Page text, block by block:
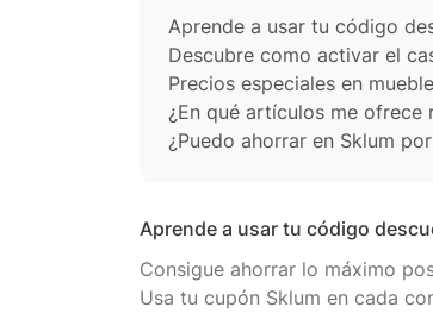
Aprende a usar tu código
Descubre como activar el
Precios especiales en
¿En qué artículos me ofrece
¿Puedo ahorrar en Sklum
Aprende a usar tu código
Consigue ahorrar lo máximo
Usa tu cupón Sklum en cada